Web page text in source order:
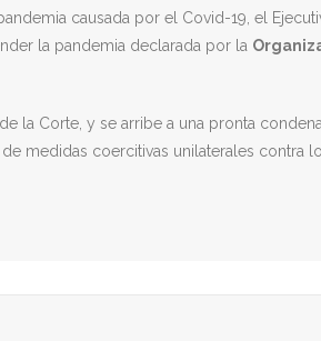
causada por el Covid-19, el
la pandemia declarada por la
la Corte, y se arribe a una pronta
medidas coercitivas unilaterales contra